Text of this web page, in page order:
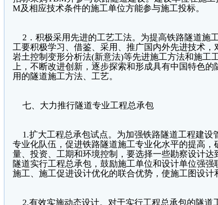
M及相应技术条件的施工单位方能参与施工投标。
2．积极采用先进的工艺工法。为提高铁路隧道施
工要积极学习、借鉴、采用、推广国内外先进技术
岩土控制变形分析法(新意法)等先进施工方法和施工
上，不断改进创新，逐步探索和形成具有中国特色
用的隧道施工方法、工艺。
七、大力推行隧道专业工程总承包
1.扩大工程总承包试点。为加强铁路隧道工程建设
专业化队伍，促进铁路隧道施工专业化水平的提高
量、投资、工期和环境控制，要选择一些勘察设计
隧道实行工程总承包，鼓励施工单位和设计单位强
施工、施工促进设计优化的联合优势，使施工图设计
2.有效实施动态设计。对于实行工程总承包的隧道